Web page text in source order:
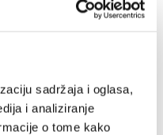
sadržaja i oglasa,
i analiziranje
o tome kako
biste se prijavili ili kreirali